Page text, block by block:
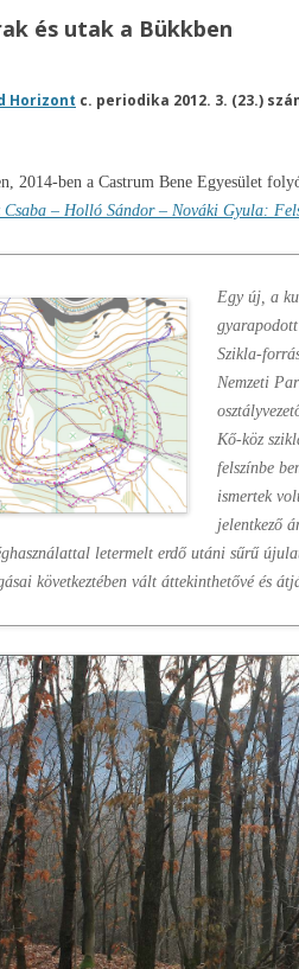
és utak a Bükkben
Horizont c. periodika 2012. 3. (23.)
2014-ben a Castrum Bene Egyesület
Csaba – Holló Sándor – Nováki Gyula:
Egy új, a
gyarapodott
Szikla-
Nemzeti
Kő-köz
felszínbe
ismertek
jelentkező
letermelt erdő utáni sűrű
következtében vált áttekinthetővé és